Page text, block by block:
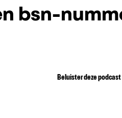
bsn-
Beluister deze podcast